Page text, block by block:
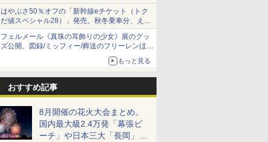
当選無効分
はやぶさ50％オフの「新幹線eチケット（トク
だ値スペシャル28）」発売。秋冬乗車分、えき
ねっと限定
フェルメール《真珠の耳飾りの少女》展のグッ
ズ公開。図録/ミッフィー/葬送のフリーレンほ
もっと見る
おすすめ記事
8月開催の花火大会まとめ。
国内最大級2.4万発「幕張ビ
ーチ」や日本三大「長岡」な